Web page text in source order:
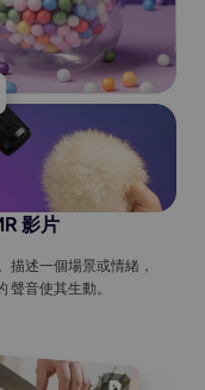
影片
描述一個場景或情緒，
聲音使其生動。